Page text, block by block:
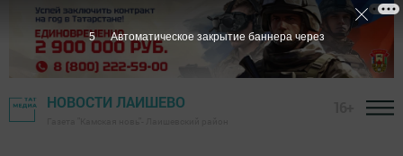
НОВОСТИ ЛАИШЕВО
4 Автоматическое закрытие баннера через